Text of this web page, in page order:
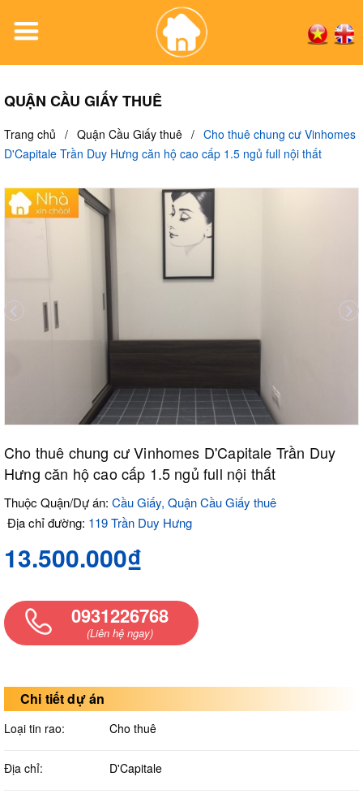
QUẬN CẦU GIẤY THUÊ
Trang chủ / Quận Cầu Giấy thuê / Cho thuê chung cư Vinhomes
D'Capitale Trần Duy Hưng căn hộ cao cấp 1.5 ngủ full nội thất
Cho thuê chung cư Vinhomes D'Capitale Trần Duy
Hưng căn hộ cao cấp 1.5 ngủ full nội thất
Thuộc Quận/Dự án: Cầu Giấy, Quận Cầu Giấy thuê
Địa chỉ đường: 119 Trần Duy Hưng
13.500.000₫
0931226768
(Liên hệ ngay)
Chi tiết dự án
Loại tin rao: Cho thuê
Địa chỉ: D'Capitale